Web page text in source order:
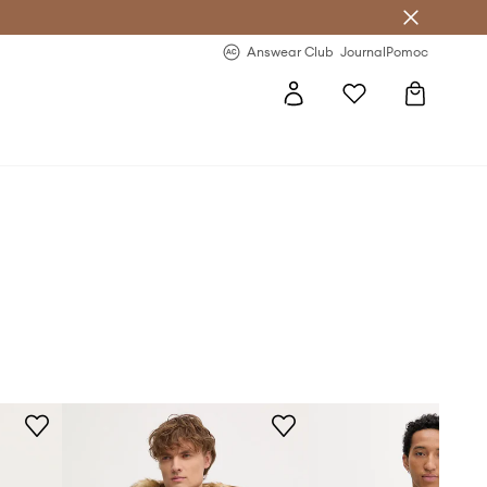
Answear Club JournalPomoc